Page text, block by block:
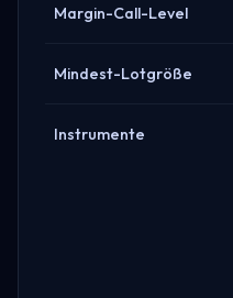
Margin-Call-Level
Mindest-Lotgröße
Instrumente